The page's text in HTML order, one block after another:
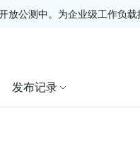
放公测中。为企业级工作负载
发布记录